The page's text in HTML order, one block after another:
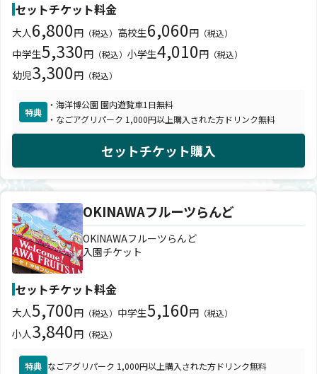
セットチケット料金
大人6,800円 （税込） 高校生6,060円 （税込）
中学生5,330円 （税込） 小学生4,010円 （税込）
幼児3,300円 （税込）
特典
・海洋博公園 園内遊覧車1日無料
・なごアグリパーク 1,000円以上購入された方ドリンク無料
セットチケット購入
OKINAWAフルーツらんど
OKINAWAフルーツらんど
入園チケット
セットチケット料金
大人5,700円 （税込） 中学生5,160円 （税込）
小人3,840円 （税込）
特典 なごアグリパーク 1,000円以上購入された方ドリンク無料